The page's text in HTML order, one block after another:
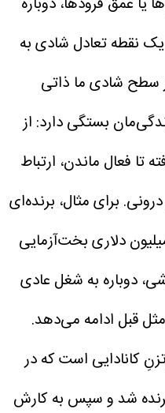
یک نقطه تعادل شادی به
۵۰ درصد از سطح شادی ما ذاتی
زندگی‌مان بستگی دارد: از
تا فعال ماندن، ارتباط
برای مثال، برنده‌ای
دلاری بخت‌آزمایی
دوباره به شغل عادی
قبل ادامه می‌دهد.
کانادایی است که در
دلار برنده شد و سپس به کارش